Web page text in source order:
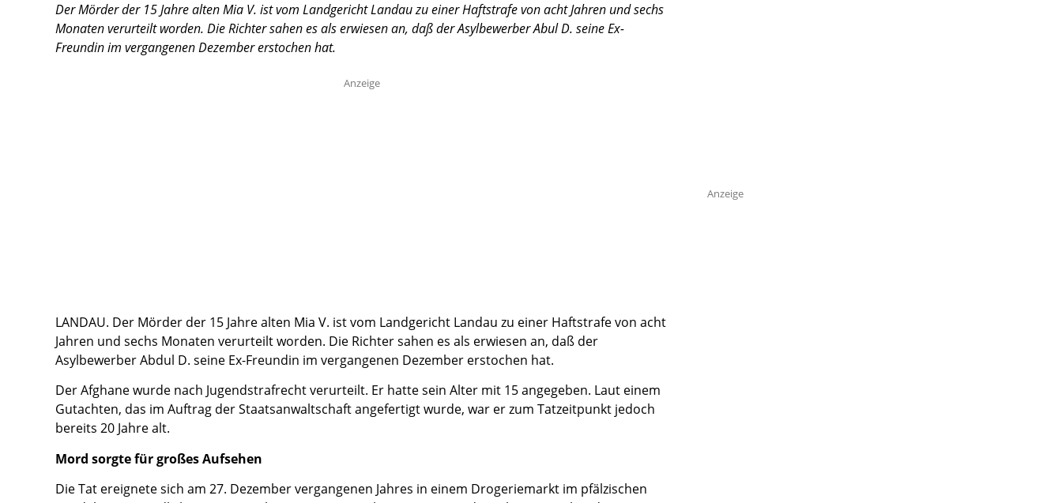
Der Mörder der 15 Jahre alten Mia V. ist vom Landgericht Landau zu einer Haftstrafe von acht Jahren und sechs
Monaten verurteilt worden. Die Richter sahen es als erwiesen an, daß der Asylbewerber Abul D. seine Ex-
Freundin im vergangenen Dezember erstochen hat.
Anzeige
LANDAU. Der Mörder der 15 Jahre alten Mia V. ist vom Landgericht Landau zu einer Haftstrafe von acht
Jahren und sechs Monaten verurteilt worden. Die Richter sahen es als erwiesen an, daß der
Asylbewerber Abdul D. seine Ex-Freundin im vergangenen Dezember erstochen hat.
Der Afghane wurde nach Jugendstrafrecht verurteilt. Er hatte sein Alter mit 15 angegeben. Laut einem
Gutachten, das im Auftrag der Staatsanwaltschaft angefertigt wurde, war er zum Tatzeitpunkt jedoch
bereits 20 Jahre alt.
Mord sorgte für großes Aufsehen
Die Tat ereignete sich am 27. Dezember vergangenen Jahres in einem Drogeriemarkt im pfälzischen
Anzeige